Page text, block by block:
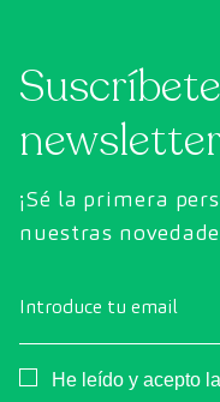
exhaustiva el estado
sistema vascular y
aparezcan los
newsletter
¡Sé la primera
nuestras
Introduce tu email
Consentimiento
He leído y acepto la